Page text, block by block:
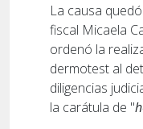
La causa
fiscal Micaela
ordenó la
dermotest al
diligencias
la carátula de "